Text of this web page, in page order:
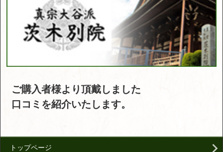
ご購入者様より頂戴しました
口コミを紹介いたします。
トップページ